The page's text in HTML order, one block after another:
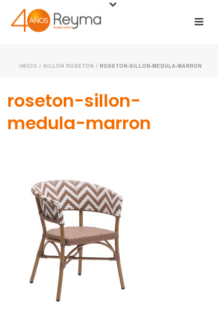
INICIO / SILLÓN ROSETÓN / ROSETON-SILLON-MEDULA-MARRON
roseton-sillon-
medula-marron